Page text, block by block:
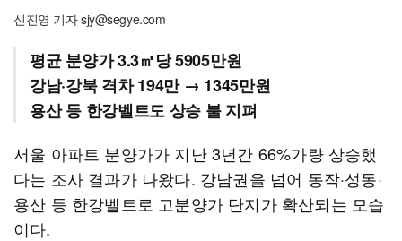
신진영 기자 sjy@segye.com
평균 분양가 3.3㎡당 5905만원
강남·강북 격차 194만 → 1345만원
용산 등 한강벨트도 상승 불 지펴
서울 아파트 분양가가 지난 3년간 66%가량 상승했
다는 조사 결과가 나왔다. 강남권을 넘어 동작·성동·
용산 등 한강벨트로 고분양가 단지가 확산되는 모습
이다.